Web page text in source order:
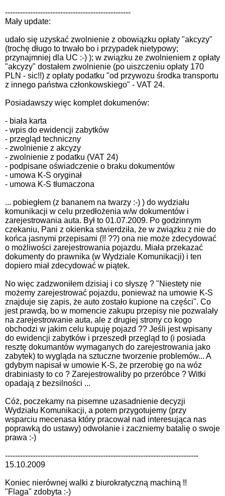
--------------------------------------------------
Mały update:
udało się uzyskać zwolnienie z obowiązku opłaty "akcyzy"
(trochę długo to trwało bo i przypadek nietypowy;
przynajmniej dla UC :-) ); w związku ze zwolnieniem z opłaty
"akcyzy" dostałem zwolnienie (po uiszczeniu opłaty 170
PLN - sic!!) z opłaty podatku "od przywozu środka transportu
z innego państwa członkowskiego" - VAT 24.
Posiadawszy więc komplet dokumenów:
- biała karta
- wpis do ewidencji zabytków
- przegląd techniczny
- zwolnienie z akcyzy
- zwolnienie z podatku (VAT 24)
- podpisane oświadczenie o braku dokumentów
- umowa K-S oryginał
- umowa K-S tłumaczona
... pobiegłem (z bananem na twarzy :-) ) do wydziału
komunikacji w celu przedłożenia w/w dokumentów i
zarejestrowania auta. Był to 01.07.2009. Po godzinnym
czekaniu, Pani z okienka stwierdziła, że w związku z nie do
końca jasnymi przepisami (!! ??) ona nie może zdecydować
o możliwości zarejestrowania pojazdu. Miała przekazać
dokumenty do prawnika (w Wydziale Komunikacji) i ten
dopiero miał zdecydować w piątek.
No więc zadzwoniłem dzisiaj i co słyszę ? "Niestety nie
możemy zarejestrować pojazdu, ponieważ na umowie K-S
znajduje się zapis, że auto zostało kupione na części". Co
jest prawdą, bo w momencie zakupu przepisy nie pozwalały
na zarejestrowanie auta, ale z drugiej strony co kogo
obchodzi w jakim celu kupuję pojazd ?? Jeśli jest wpisany
do ewidencji zabytków i przeszedł przegląd to (i posiada
resztę dokumantów wymaganych do zarejestrowania jako
zabytek) to wygląda na sztuczne tworzenie problemów... A
gdybym napisał w umowie K-S, że przerobię go na wóz
drabiniasty to co ? Zarejestrowaliby po przeróbce ? Witki
opadają z bezsilności ...
Cóż, poczekamy na pisemne uzasadnienie decyzji
Wydziału Komunikacji, a potem przygotujemy (przy
wsparciu mecenasa który pracował nad interesująca nas
poprawką do ustawy) odwołanie i zaczniemy batalię o swoje
prawa :-)
-----------------------------------------------------------------------------
15.10.2009
Koniec nierównej walki z biurokratyczną machiną !!
"Flaga" zdobyta :-)